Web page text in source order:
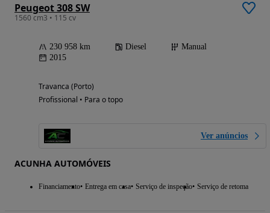
Peugeot 308 SW
1560 cm3 • 115 cv
230 958 km Diesel
Manual
2015
Travanca (Porto)
Profissional • Para o topo
Ver anúncios
ACUNHA AUTOMÓVEIS
Financiamento Entrega em casa Serviço de inspeção Serviço de retoma